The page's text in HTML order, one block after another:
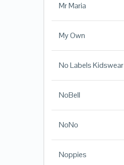
Mr Maria
My Own
No Labels Kidswear
NoBell
NoNo
Noppies